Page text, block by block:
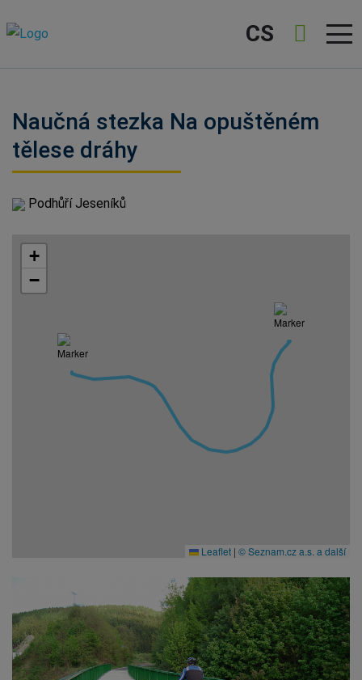
CS
Naučná stezka Na opuštěném
tělese dráhy
Podhůří Jeseníků
+
−
Leaflet | © Seznam.cz a.s. a další